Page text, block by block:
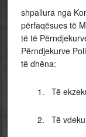
shpallura nga
përfaqësues të
të të
Përndjekurve
të dhëna:
1. Të
2. Të